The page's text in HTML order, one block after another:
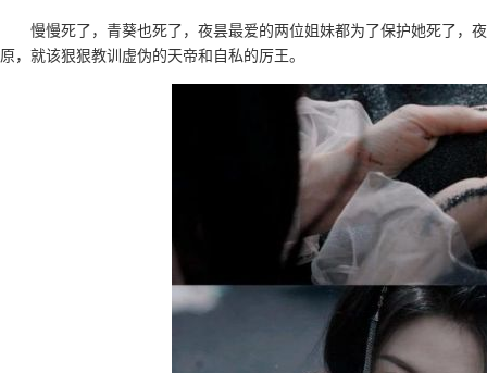
慢慢死了，青葵也死了，夜昙最爱的两位姐妹都为了保护她死了，
原，就该狠狠教训虚伪的天帝和自私的厉王。